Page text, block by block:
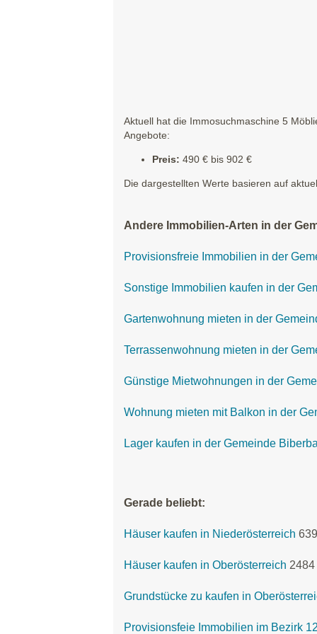
Aktuell hat die Immosuchmaschine 5
Angebote:
Preis: 490 € bis 902 €
Die dargestellten Werte basieren auf
Andere Immobilien-Arten in der
Provisionsfreie Immobilien in der
Sonstige Immobilien kaufen in der
Gartenwohnung mieten in der
Terrassenwohnung mieten in der
Günstige Mietwohnungen in der
Wohnung mieten mit Balkon in der
Lager kaufen in der Gemeinde
Gerade beliebt:
Häuser kaufen in Niederösterreich
Häuser kaufen in Oberösterreich 2484
Grundstücke zu kaufen in
Provisionsfeie Immobilien im Bezirk